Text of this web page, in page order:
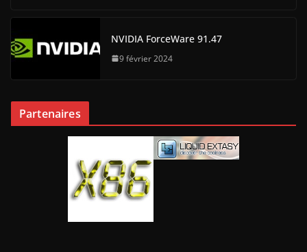
NVIDIA ForceWare 91.47
9 février 2024
Partenaires